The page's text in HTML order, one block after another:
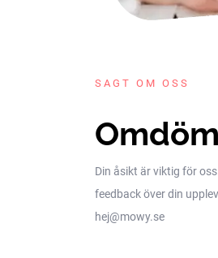
SAGT OM OSS
Din åsikt är viktig för
feedback över din
hej@mowy.se